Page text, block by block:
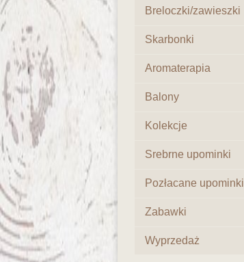
Breloczki/zawieszki
Skarbonki
Aromaterapia
Balony
Kolekcje
Srebrne upominki
Pozłacane upominki
Zabawki
Wyprzedaż